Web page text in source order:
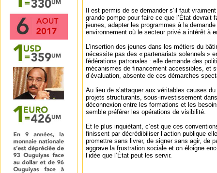
Il est permis de se demander s’il faut
grande pompe pour faire ce que l’État devrait
jeunes, adapter les programmes à la
environnement où le secteur privé a intérêt à
L’insertion des jeunes dans les métiers du
nécessite pas des « partenariats solennels »
fédérations patronales : elle demande des
mécanismes de financement accessibles, et
d’évaluation, absente de ces démarches
Au lieu de s’attaquer aux véritables causes
projets structurants, sous-investissement
déconnexion entre les formations et les
semble préférer les opérations de visibilité.
Et le plus inquiétant, c’est que ces
finissent par décrédibiliser l’action publique
promettre sans livrer, de signer sans agir, de
aggrave la frustration sociale et on éloigne
l’idée que l’État peut les servir.